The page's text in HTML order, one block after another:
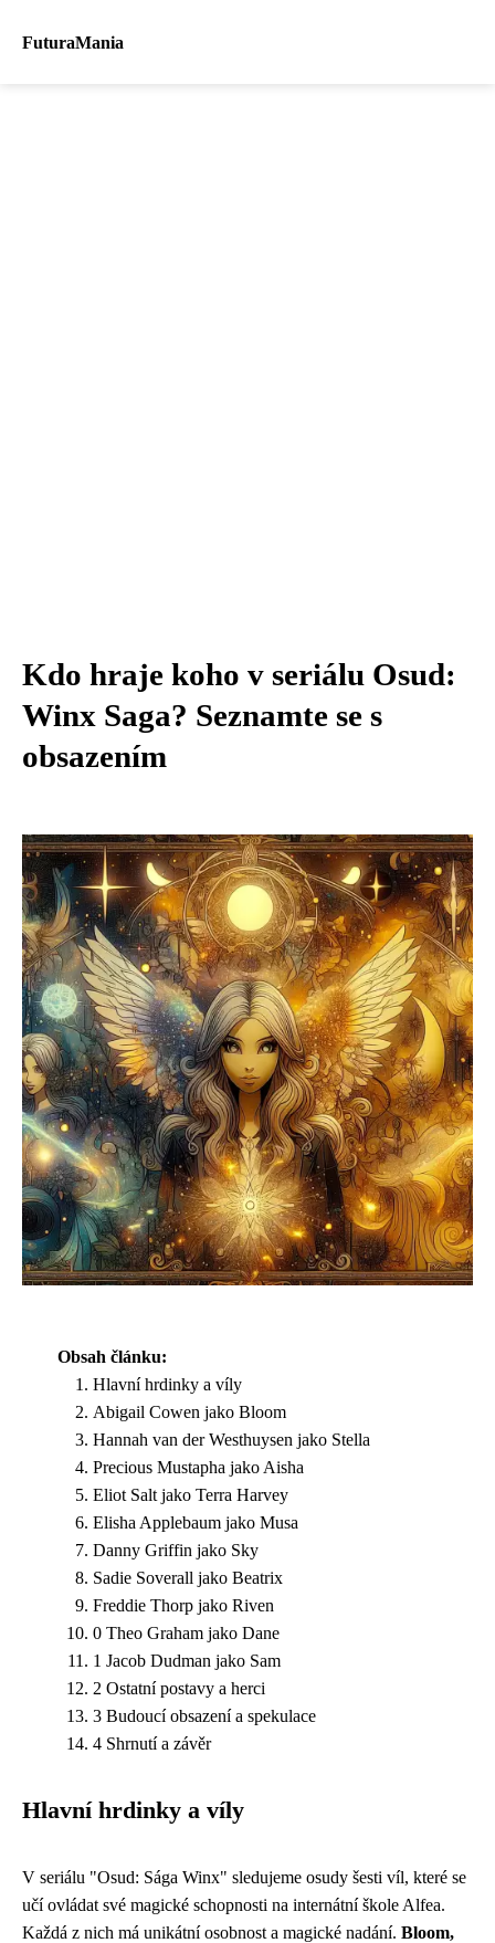
FuturaMania
Kdo hraje koho v seriálu Osud:
Winx Saga? Seznamte se s
obsazením
Obsah článku:
Hlavní hrdinky a víly
Abigail Cowen jako Bloom
Hannah van der Westhuysen jako Stella
Precious Mustapha jako Aisha
Eliot Salt jako Terra Harvey
Elisha Applebaum jako Musa
Danny Griffin jako Sky
Sadie Soverall jako Beatrix
Freddie Thorp jako Riven
0 Theo Graham jako Dane
1 Jacob Dudman jako Sam
2 Ostatní postavy a herci
3 Budoucí obsazení a spekulace
4 Shrnutí a závěr
Hlavní hrdinky a víly
V seriálu "Osud: Sága Winx" sledujeme osudy šesti víl, které se
učí ovládat své magické schopnosti na internátní škole Alfea.
Každá z nich má unikátní osobnost a magické nadání. Bloom,